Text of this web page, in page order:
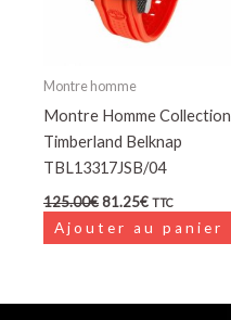
Montre homme
Montre Homme Collection
Timberland Belknap
TBL13317JSB/04
125.00€81.25€ TTC
Ajouter au panier